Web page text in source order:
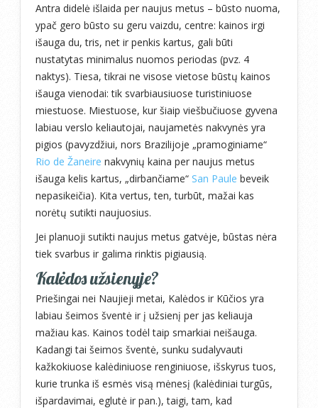
Antra didelė išlaida per naujus metus – būsto nuoma,
ypač gero būsto su geru vaizdu, centre: kainos irgi
išauga du, tris, net ir penkis kartus, gali būti
nustatytas minimalus nuomos periodas (pvz. 4
naktys). Tiesa, tikrai ne visose vietose būstų kainos
išauga vienodai: tik svarbiausiuose turistiniuose
miestuose. Miestuose, kur šiaip viešbučiuose gyvena
labiau verslo keliautojai, naujametės nakvynės yra
pigios (pavyzdžiui, nors Brazilijoje „pramoginiame“
Rio de Žaneire nakvynių kaina per naujus metus
išauga kelis kartus, „dirbančiame“ San Paule beveik
nepasikeičia). Kita vertus, ten, turbūt, mažai kas
norėtų sutikti naujuosius.
Jei planuoji sutikti naujus metus gatvėje, būstas nėra
tiek svarbus ir galima rinktis pigiausią.
Kalėdos užsienyje?
Priešingai nei Naujieji metai, Kalėdos ir Kūčios yra
labiau šeimos šventė ir į užsienį per jas keliauja
mažiau kas. Kainos todėl taip smarkiai neišauga.
Kadangi tai šeimos šventė, sunku sudalyvauti
kažkokiuose kalėdiniuose renginiuose, išskyrus tuos,
kurie trunka iš esmės visą mėnesį (kalėdiniai turgūs,
išpardavimai, eglutė ir pan.), taigi, tam, kad